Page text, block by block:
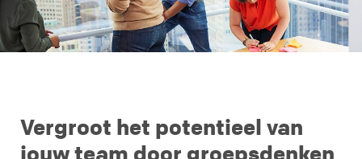
Vergroot het potentieel van
jouw team door groepsdenken